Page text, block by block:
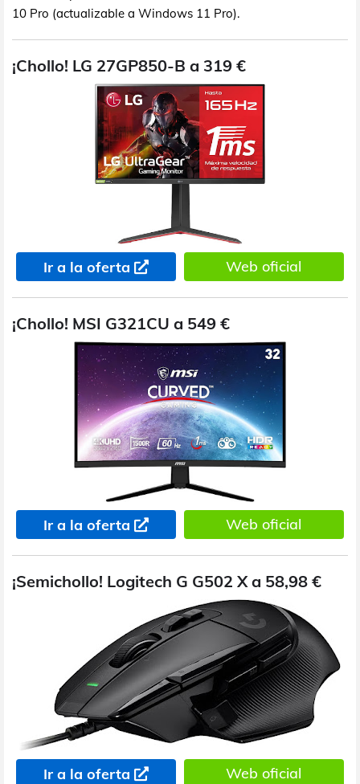
10 Pro (actualizable a Windows 11 Pro).
¡Chollo! LG 27GP850-B a 319 €
Ir a la oferta Web oficial
¡Chollo! MSI G321CU a 549 €
Ir a la oferta Web oficial
¡Semichollo! Logitech G G502 X a 58,98 €
Ir a la oferta Web oficial